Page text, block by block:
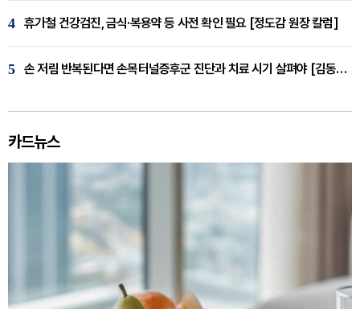
4 휴가철 건강검진, 금식·복용약 등 사전 확인 필요 [정도감 원장 칼럼]
5 손 저림 반복된다면 손목터널증후군 진단과 치료 시기 살펴야 [김동현 원장 칼럼]
카드뉴스